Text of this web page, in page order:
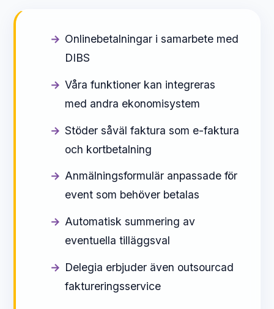
Onlinebetalningar i samarbete med
DIBS
Våra funktioner kan integreras
med andra ekonomisystem
Stöder såväl faktura som e-faktura
och kortbetalning
Anmälningsformulär anpassade för
event som behöver betalas
Automatisk summering av
eventuella tilläggsval
Delegia erbjuder även outsourcad
faktureringsservice